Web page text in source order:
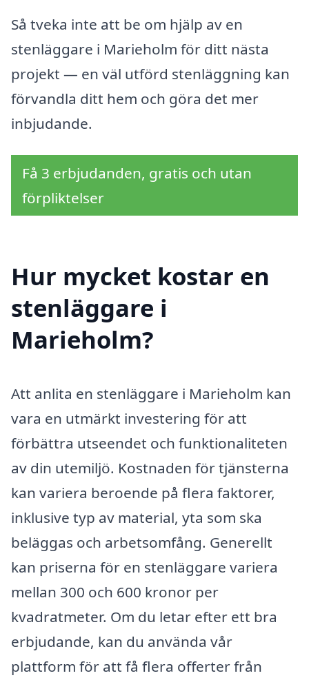
Så tveka inte att be om hjälp av en
stenläggare i Marieholm för ditt nästa
projekt — en väl utförd stenläggning kan
förvandla ditt hem och göra det mer
inbjudande.
Få 3 erbjudanden, gratis och utan
förpliktelser
Hur mycket kostar en
stenläggare i
Marieholm?
Att anlita en stenläggare i Marieholm kan
vara en utmärkt investering för att
förbättra utseendet och funktionaliteten
av din utemiljö. Kostnaden för tjänsterna
kan variera beroende på flera faktorer,
inklusive typ av material, yta som ska
beläggas och arbetsomfång. Generellt
kan priserna för en stenläggare variera
mellan 300 och 600 kronor per
kvadratmeter. Om du letar efter ett bra
erbjudande, kan du använda vår
plattform för att få flera offerter från